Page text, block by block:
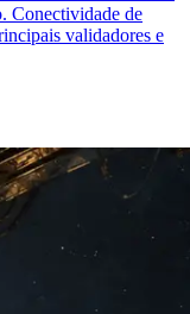
Conectividade de
validadores e